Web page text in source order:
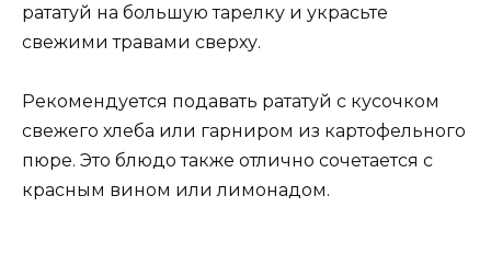
рататуй на большую тарелку и украсьте
свежими травами сверху.
Рекомендуется подавать рататуй с кусочком
свежего хлеба или гарниром из картофельного
пюре. Это блюдо также отлично сочетается с
красным вином или лимонадом.